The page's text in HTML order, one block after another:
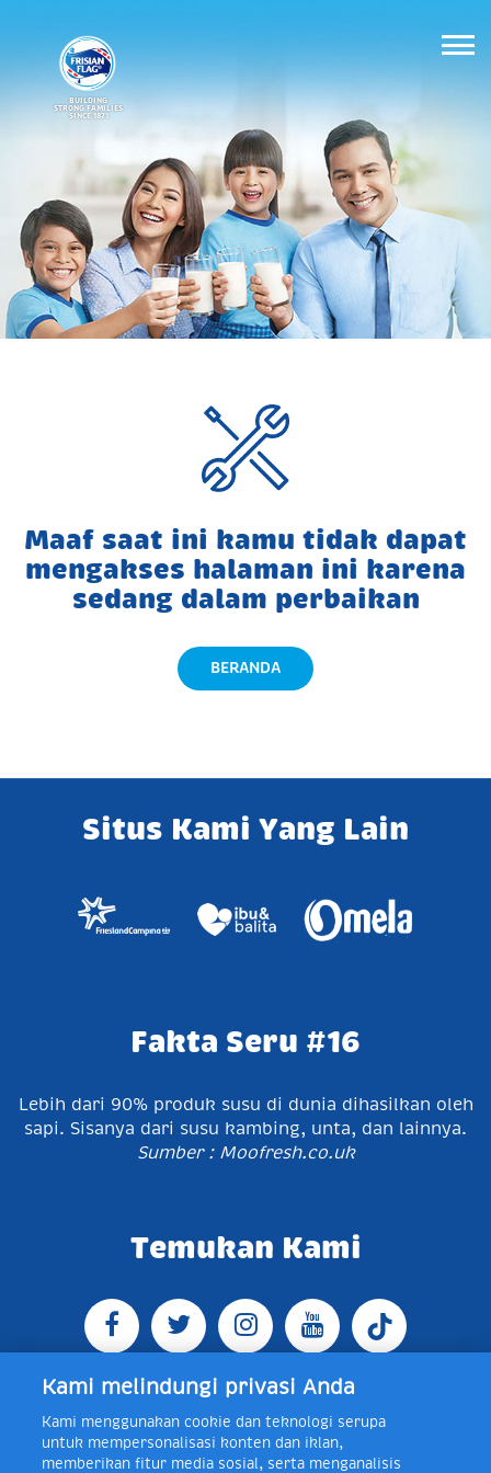
BUILDING
STRONG FAMILIES
SINCE 1871
Maaf saat ini kamu tidak dapat
mengakses halaman ini karena
sedang dalam perbaikan
BERANDA
Situs Kami Yang Lain
Fakta Seru #16
Lebih dari 90% produk susu di dunia dihasilkan oleh
sapi. Sisanya dari susu kambing, unta, dan lainnya.
Sumber : Moofresh.co.uk
Temukan Kami
Jl. Raya Bogor KM 5, Pasar Rebo, Jakarta Timur,
Indonesia 13760
Telp +62 21 8410945 | PO BOX
Kami melindungi privasi Anda
Kami menggunakan cookie dan teknologi serupa
untuk mempersonalisasi konten dan iklan,
memberikan fitur media sosial, serta menganalisis